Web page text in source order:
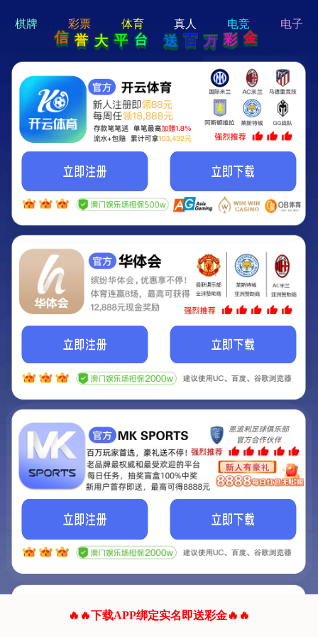
hi 💗
Hey Guys!
我们即将上线啦...
我们的网站正在建设.
它将是非常棒的网站.
联系我们!